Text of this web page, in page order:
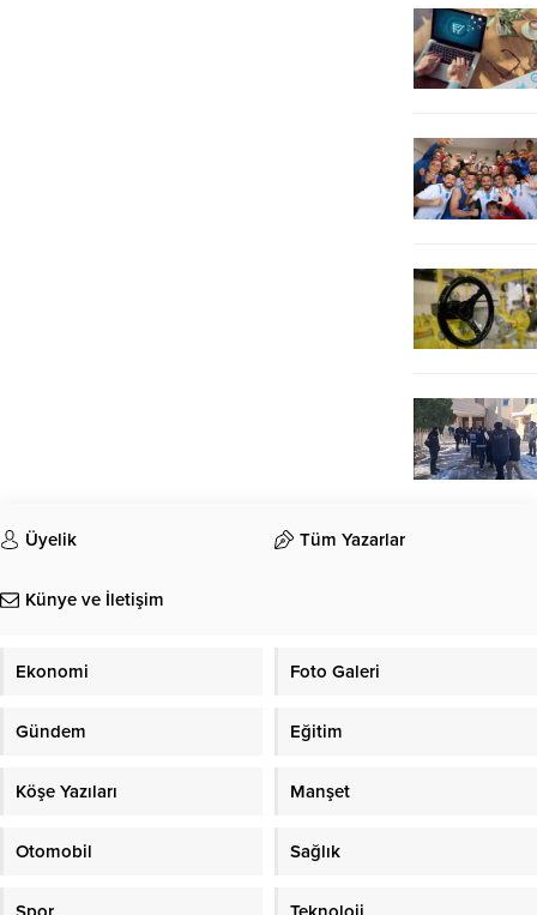
Üyelik Tüm Yazarlar
Künye ve İletişim
Ekonomi Foto Galeri
Gündem Eğitim
Köşe Yazıları Manşet
Otomobil Sağlık